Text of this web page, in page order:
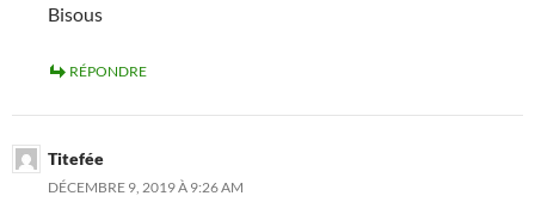
Bisous
RÉPONDRE
Titefée
DÉCEMBRE 9, 2019 À 9:26 AM